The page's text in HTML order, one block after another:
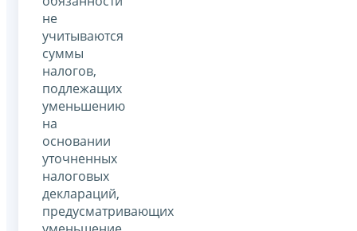
не
учитываются
суммы
налогов,
подлежащих
уменьшению
на
основании
уточненных
налоговых
деклараций,
предусматривающих